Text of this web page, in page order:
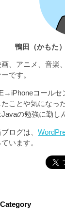
鴨田（かもた
画、アニメ、音楽
です。
コールセ
たことや気になっ
Javaの勉強に勤し
ログは、
ています。
Category